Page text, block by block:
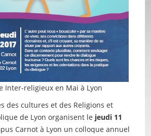
Inter-religieux en Mai à Lyon
des cultures et des Religions et
de Lyon organisent le jeudi 11
Carnot à Lyon un colloque annuel